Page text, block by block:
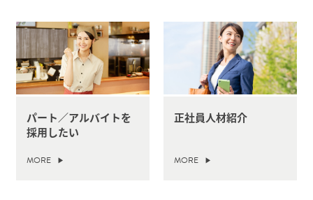
パート／アルバイトを
採用したい
MORE
正社員人材紹介
MORE